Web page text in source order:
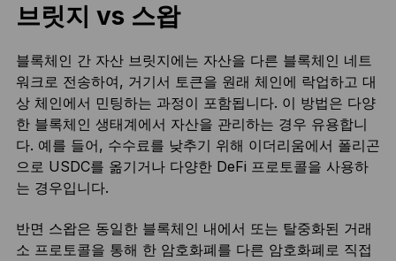
브릿지 vs 스왑
블록체인 간 자산 브릿지에는 자산을 다른 블록체인 네트
워크로 전송하여, 거기서 토큰을 원래 체인에 락업하고 대
상 체인에서 민팅하는 과정이 포함됩니다. 이 방법은 다양
한 블록체인 생태계에서 자산을 관리하는 경우 유용합니
다. 예를 들어, 수수료를 낮추기 위해 이더리움에서 폴리곤
으로 USDC를 옮기거나 다양한 DeFi 프로토콜을 사용하
는 경우입니다.
반면 스왑은 동일한 블록체인 내에서 또는 탈중화된 거래
소 프로토콜을 통해 한 암호화폐를 다른 암호화폐로 직접